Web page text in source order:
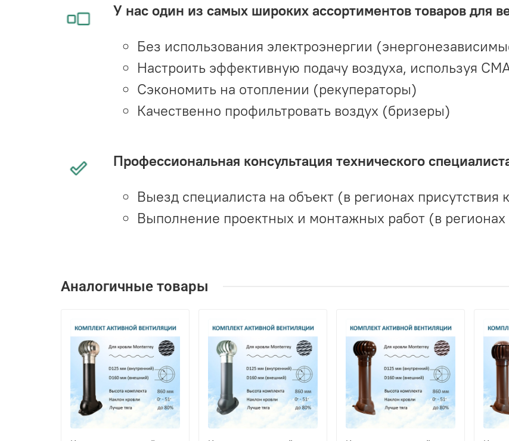
У нас один из самых широких ассортиментов товаров для
Без использования электроэнергии
Настроить эффективную подачу воздуха, используя
Сэкономить на отоплении (рекуператоры)
Качественно профильтровать воздух (бризеры)
Профессиональная консультация технического
Выезд специалиста на объект (в регионах присутствия
Выполнение проектных и монтажных работ (в
Аналогичные товары